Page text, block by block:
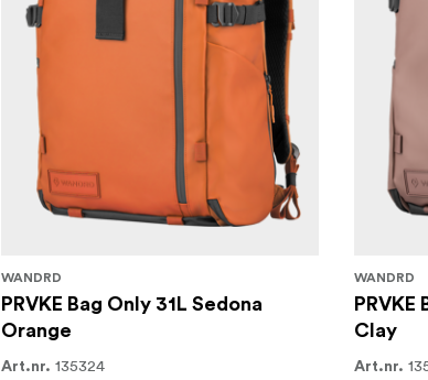
WANDRD
PRVKE Bag Only 31L Sedona
Orange
Art.nr. 135324
WANDRD
PRVKE
Clay
Art.nr.